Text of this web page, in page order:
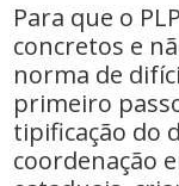
Para que o
concretos e
norma de
primeiro
tipificação do
coordenação